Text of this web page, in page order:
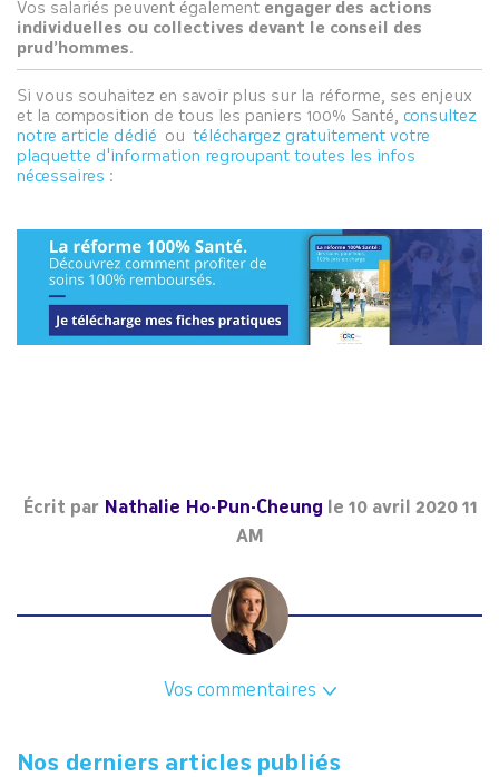
Vos salariés peuvent également engager des actions
individuelles ou collectives devant le conseil des
prud’hommes.
Si vous souhaitez en savoir plus sur la réforme, ses enjeux
et la composition de tous les paniers 100% Santé, consultez
notre article dédié ou téléchargez gratuitement votre
plaquette d'information regroupant toutes les infos
nécessaires :
Écrit par Nathalie Ho-Pun-Cheung le 10 avril 2020 11
AM
Vos commentaires
Nos derniers articles publiés